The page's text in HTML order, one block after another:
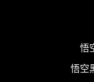
悟
悟空